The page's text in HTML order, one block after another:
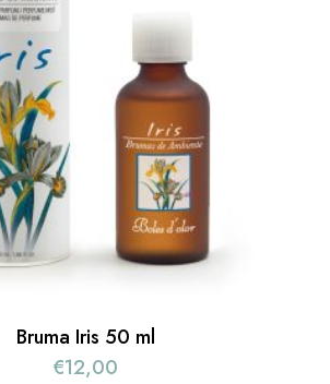
Bruma Iris 50 ml
€12,00